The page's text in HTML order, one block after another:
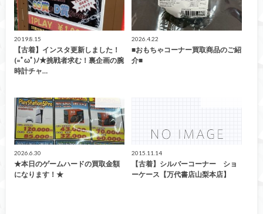
2019.8.15
【古着】インスタ更新しました！
(=ﾟωﾟ)ﾉ★挑戦者求む！裏企画の腕
時計チャ…
2026.4.22
■おもちゃコーナー買取商品のご紹
介■
2026.6.30
★本日のゲームハードの買取金額
になります！★
2015.11.14
【古着】シルバーコーナー ショ
ーケース【万代書店山梨本店】